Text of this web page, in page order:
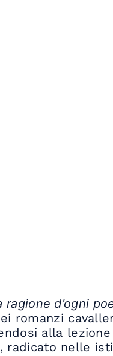
d’ogni
romanzi
alla
radicato nelle